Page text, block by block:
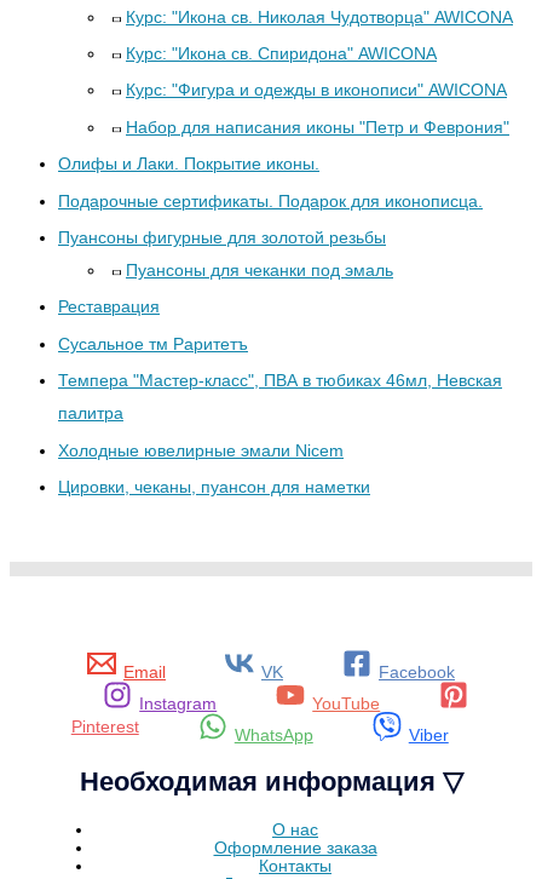
Курс: "Икона св. Николая Чудотворца" AWICONA
Курс: "Икона св. Спиридона" AWICONA
Курс: "Фигура и одежды в иконописи" AWICONA
Набор для написания иконы "Петр и Феврония"
Олифы и Лаки. Покрытие иконы.
Подарочные сертификаты. Подарок для иконописца.
Пуансоны фигурные для золотой резьбы
Пуансоны для чеканки под эмаль
Реставрация
Сусальное тм Раритетъ
Темпера "Мастер-класс", ПВА в тюбиках 46мл, Невская
палитра
Холодные ювелирные эмали Nicem
Цировки, чеканы, пуансон для наметки
Email VK
Facebook
Instagram
YouTube
Pinterest
WhatsApp Viber
Необходимая информация ▽
О нас
Оформление заказа
Контакты